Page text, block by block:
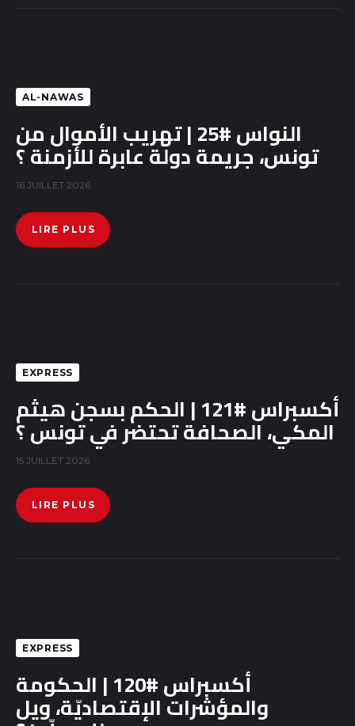
AL-NAWAS
النواس #25 | تهريب الأموال من
تونس، جريمة دولة عابرة للأزمنة ؟
16 JUILLET 2026
LIRE PLUS
EXPRESS
أكسبراس #121 | الحكم بسجن هيثم
المكي، الصحافة تحتضر في تونس ؟
15 JUILLET 2026
LIRE PLUS
EXPRESS
أكسبراس #120 | الحكومة
والمؤشرات الإقتصاديّة، ويل